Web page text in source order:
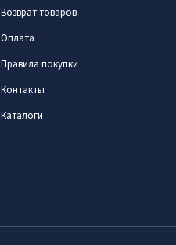
Возврат товаров
Оплата
Правила покупки
Контакты
Каталоги